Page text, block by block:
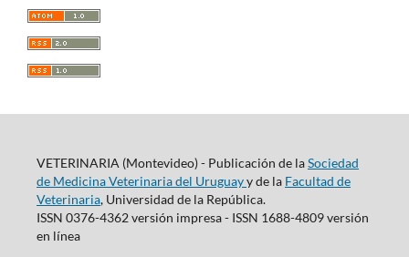
VETERINARIA (Montevideo) - Publicación de laSociedad
de Medicina Veterinaria del Uruguayy de la Facultad de
Veterinaria, Universidad de la República.
ISSN 0376-4362 versión impresa - ISSN 1688-4809 versión
en línea